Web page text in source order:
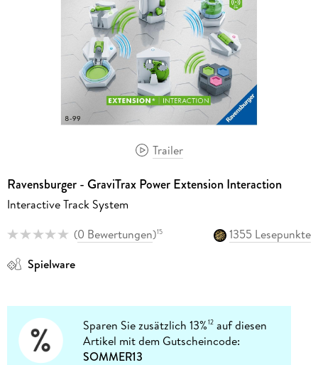
Trailer
Ravensburger - GraviTrax Power Extension Interaction
Interactive Track System
(0 Bewertungen)15
1355 Lesepunkte
Spielware
Sparen Sie zusätzlich 13%12 auf diesen
Artikel mit dem Gutscheincode:
SOMMER13